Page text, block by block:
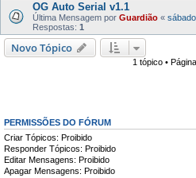
OG Auto Serial v1.1
Última Mensagem por Guardião «
Respostas: 1
Novo Tópico
1 tópico • Página
PERMISSÕES DO FÓRUM
Criar Tópicos: Proibido
Responder Tópicos: Proibido
Editar Mensagens: Proibido
Apagar Mensagens: Proibido